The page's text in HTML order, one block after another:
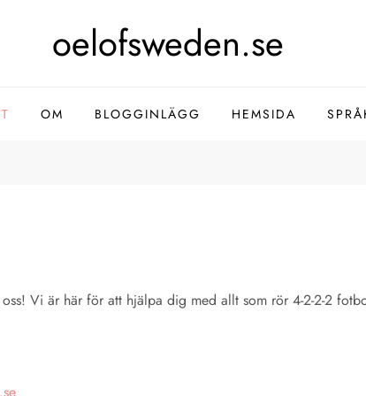
oelofsweden.se
OM BLOGGINLÄGG HEMSIDA
Vi är här för att hjälpa dig med allt som rör 4-2-2-2